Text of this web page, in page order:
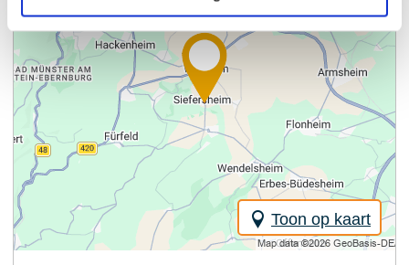
Toon op kaart